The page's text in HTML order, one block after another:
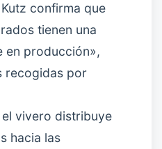
confirma que
tienen una
en producción»,
recogidas por
el vivero distribuye
hacia las